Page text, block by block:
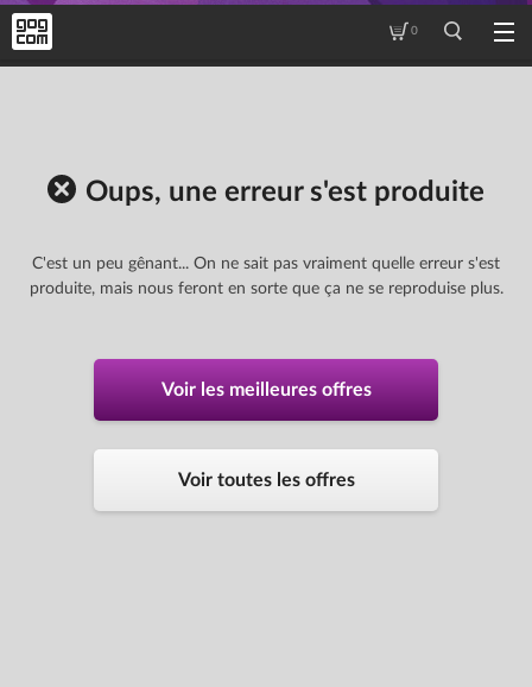
0
Oups, une erreur s'est produite
C'est un peu gênant... On ne sait pas vraiment quelle erreur s'est
produite, mais nous feront en sorte que ça ne se reproduise plus.
Voir les meilleures offres
Voir toutes les offres